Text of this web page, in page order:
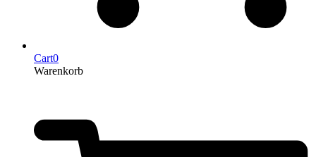
Cart0
Warenkorb